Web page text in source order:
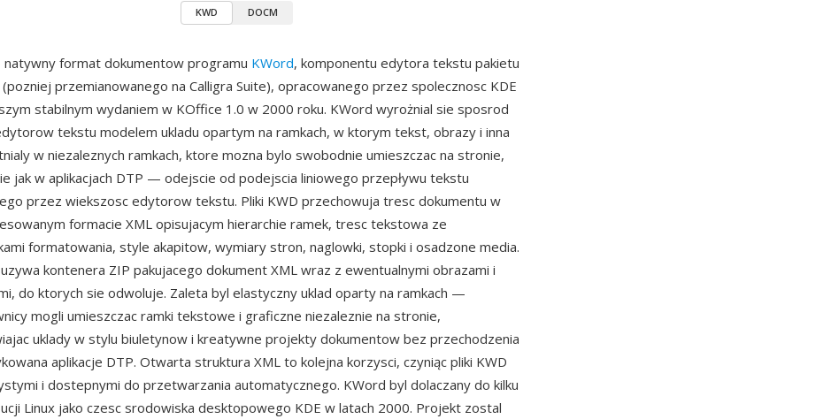
KWD DOCM
natywny format dokumentow programu KWord, komponentu edytora tekstu pakietu
przemianowanego na Calligra Suite), opracowanego przez spolecznosc KDE
stabilnym wydaniem w KOffice 1.0 w 2000 roku. KWord wyrożnial sie sposrod
tekstu modelem ukladu opartym na ramkach, w ktorym tekst, obrazy i inna
w niezaleznych ramkach, ktore mozna bylo swobodnie umieszczac na stronie,
jak w aplikacjach DTP — odejscie od podejscia liniowego przepływu tekstu
przez wiekszosc edytorow tekstu. Pliki KWD przechowuja tresc dokumentu w
formacie XML opisujacym hierarchie ramek, tresc tekstowa ze
formatowania, style akapitow, wymiary stron, naglowki, stopki i osadzone media.
kontenera ZIP pakujacego dokument XML wraz z ewentualnymi obrazami i
do ktorych sie odwoluje. Zaleta byl elastyczny uklad oparty na ramkach —
mogli umieszczac ramki tekstowe i graficzne niezaleznie na stronie,
uklady w stylu biuletynow i kreatywne projekty dokumentow bez przechodzenia
aplikacje DTP. Otwarta struktura XML to kolejna korzysci, czyniąc pliki KWD
i dostepnymi do przetwarzania automatycznego. KWord byl dolaczany do kilku
Linux jako czesc srodowiska desktopowego KDE w latach 2000. Projekt zostal